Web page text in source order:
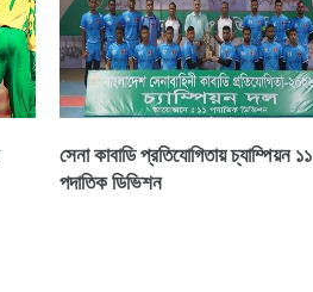
সেনা কাবাডি প্রতিযোগিতায় চ্যাম্পিয়ন ১১
পদাতিক ডিভিশন